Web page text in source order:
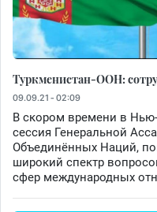
Туркменистан-ООН:
09.09.21 - 02:09
В скором времени в Нью-
сессия Генеральной
Объединённых Наций,
широкий спектр
сфер международных